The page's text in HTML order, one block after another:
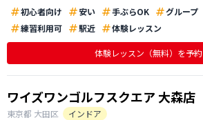
初心者向け
安い 手ぶらOK グループ
練習利用可
駅近 体験レッスン
体験レッスン （無料） を予約
ワイズワンゴルフスクエア 大森店
東京都 大田区
インドア